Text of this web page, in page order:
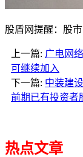
股盾网提醒：股
上一篇: 广电网
可继续加入
下一篇: 中装建
前期已有投资者
热点文章